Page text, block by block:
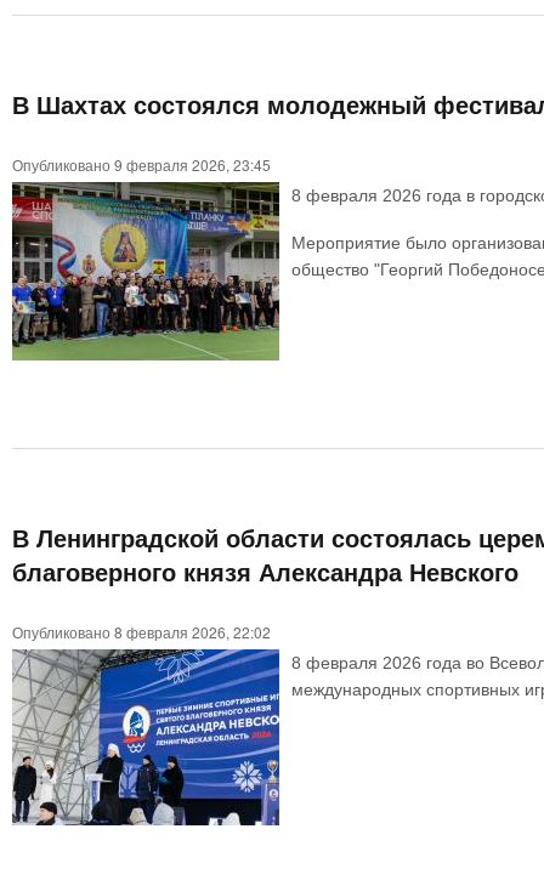
В Шахтах состоялся молодежный
Опубликовано 9 февраля 2026, 23:45
8 февраля 2026 года в
Мероприятие было
общество "Георгий
В Ленинградской области состоялась
благоверного князя Александра Невского
Опубликовано 8 февраля 2026, 22:02
8 февраля 2026 года во
международных спортивных